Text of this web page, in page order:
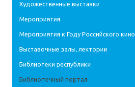
Художественные выставки
Мероприятия
Мероприятия к Году Российского кино
Выставочные залы, лектории
Библиотеки республики
Библиотечный портал